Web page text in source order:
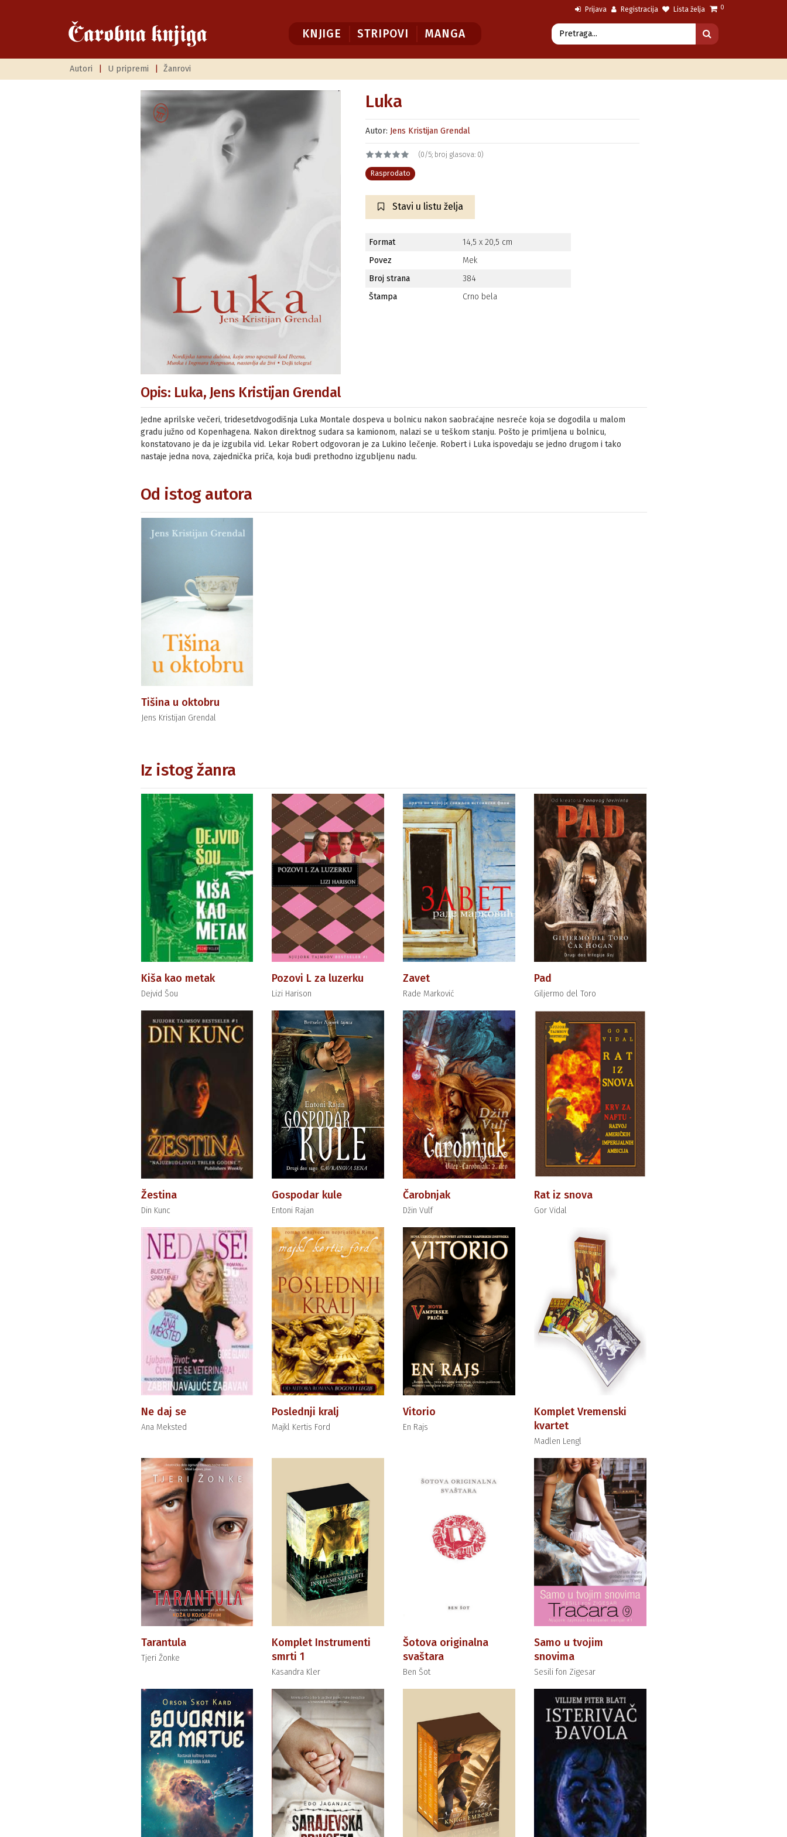
Prijava Registracija Lista želja 0
KNJIGE STRIPOVI MANGA
Autori U pripremi Žanrovi
Luka
Autor: Jens Kristijan Grendal
(0/5; broj glasova: 0)
Rasprodato
Stavi u listu želja
Format
14,5 x 20,5 cm
Povez
Mek
Broj strana
384
Štampa
Crno bela
Opis: Luka, Jens Kristijan Grendal
Jedne aprilske večeri, tridesetdvogodišnja Luka Montale dospeva u bolnicu nakon saobraćajne nesreće koja se dogodila u malom
gradu južno od Kopenhagena. Nakon direktnog sudara sa kamionom, nalazi se u teškom stanju. Pošto je primljena u bolnicu,
konstatovano je da je izgubila vid. Lekar Robert odgovoran je za Lukino lečenje. Robert i Luka ispovedaju se jedno drugom i tako
nastaje jedna nova, zajednička priča, koja budi prethodno izgubljenu nadu.
Od istog autora
Tišina u oktobru
Jens Kristijan Grendal
Iz istog žanra
Kiša kao metak
Dejvid Šou
Pozovi L za luzerku
Lizi Harison
Zavet
Rade Marković
Pad
Giljermo del Toro
Žestina
Din Kunc
Gospodar kule
Entoni Rajan
Čarobnjak
Džin Vulf
Rat iz snova
Gor Vidal
Ne daj se
Ana Meksted
Poslednji kralj
Majkl Kertis Ford
Vitorio
En Rajs
Komplet Vremenski
kvartet
Madlen Lengl
Tarantula
Tjeri Žonke
Komplet Instrumenti
smrti 1
Kasandra Kler
Šotova originalna
svaštara
Ben Šot
Samo u tvojim
snovima
Sesili fon Zigesar